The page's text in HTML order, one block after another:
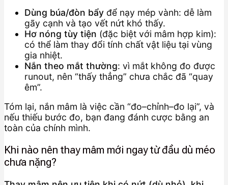
Dùng búa/đòn bẩy để nạy mép vành: dễ làm
gãy cạnh và tạo vết nứt khó thấy.
Hơ nóng tùy tiện (đặc biệt với mâm hợp kim):
có thể làm thay đổi tính chất vật liệu tại vùng
gia nhiệt.
Nắn theo mắt thường: vì mắt không đo được
runout, nên “thấy thẳng” chưa chắc đã “quay
êm”.
Tóm lại, nắn mâm là việc cần “đo–chỉnh–đo lại”, và
nếu thiếu bước đo, bạn đang đánh cược bằng an
toàn của chính mình.
Khi nào nên thay mâm mới ngay từ đầu dù méo
chưa nặng?